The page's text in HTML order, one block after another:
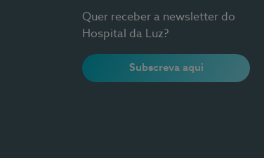
Quer receber a newsletter do
Hospital da Luz?
Subscreva aqui